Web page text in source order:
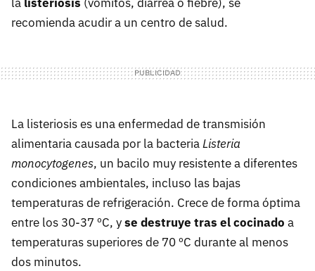
recomienda acudir a un centro de salud.
La listeriosis es una enfermedad de transmisión
alimentaria causada por la bacteriaListeria
monocytogenes, un bacilo muy resistente a diferentes
condiciones ambientales, incluso las bajas
temperaturas de refrigeración. Crece de forma óptima
entre los 30-37 ºC, yse destruye tras el cocinado a
temperaturas superiores de 70 ºC durante al menos
dos minutos.